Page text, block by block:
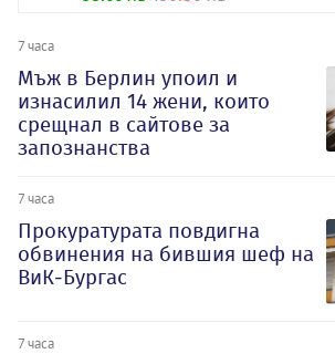
7 часа
Мъж в Берлин упоил и
изнасилил 14 жени, които
срещнал в сайтове за
запознанства
7 часа
Прокуратурата повдигна
обвинения на бившия шеф на
ВиК-Бургас
7 часа